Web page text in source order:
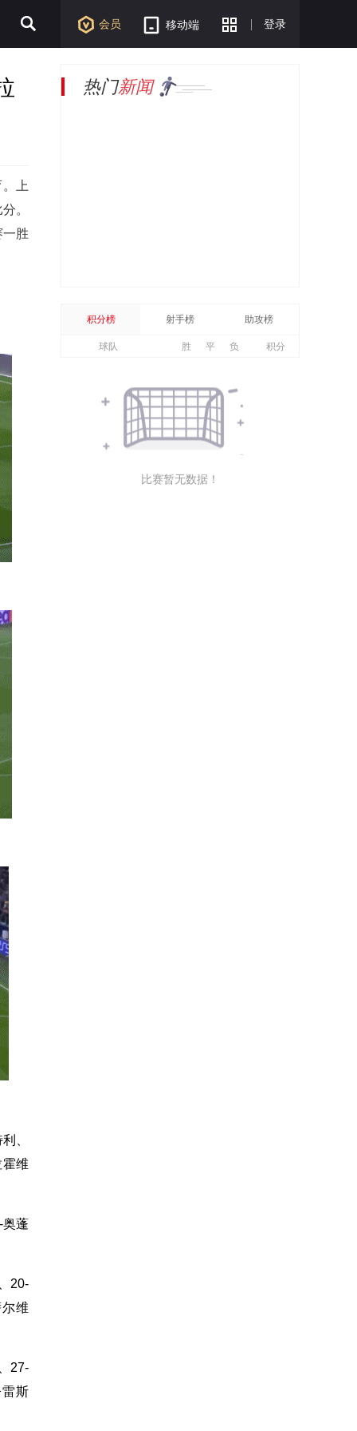
会员 移动端 登录
上
。
胜
、
维
奥蓬
20-
维
27-
斯
热门新闻
积分榜 射手榜 助攻榜
球队 胜 平 负 积分
比赛暂无数据！